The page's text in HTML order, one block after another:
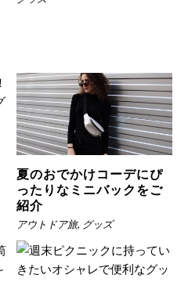
夏のおでかけコーデにぴ
ったりなミニバックをご
紹介
アウトドア旅, グッズ